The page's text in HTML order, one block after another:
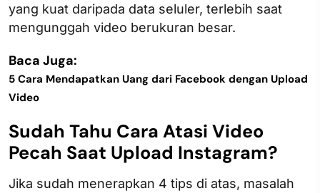
yang kuat daripada data seluler, terlebih saat
mengunggah video berukuran besar.
Baca Juga:
5 Cara Mendapatkan Uang dari Facebook dengan Upload
Video
Sudah Tahu Cara Atasi Video
Pecah Saat Upload Instagram?
Jika sudah menerapkan 4 tips di atas, masalah